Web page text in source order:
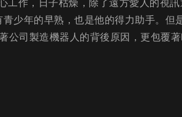
工作，日子枯燥，除了遠方愛人的視
少年的早熟，也是他的得力助手。但
公司製造機器人的背後原因，更包覆著